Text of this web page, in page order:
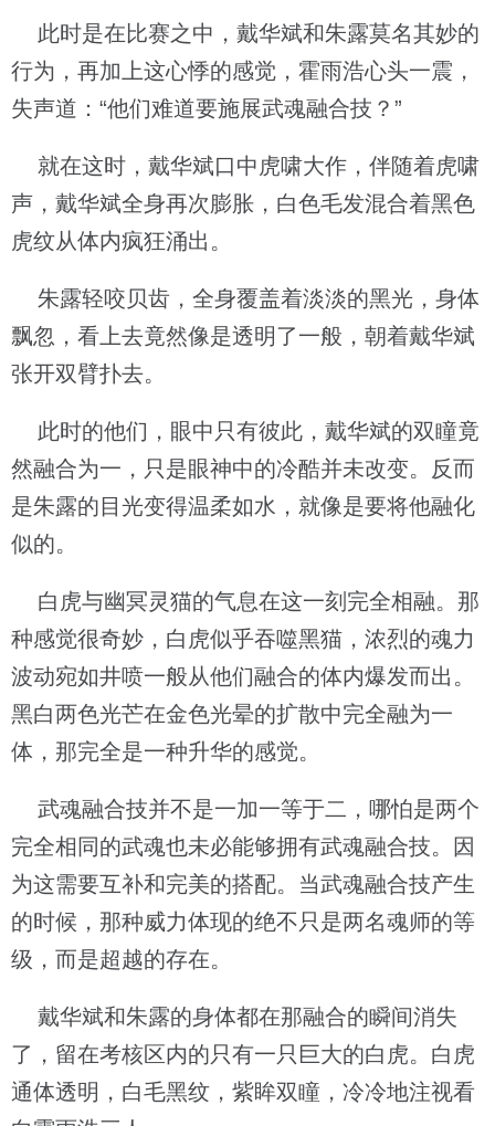
此时是在比赛之中，戴华斌和朱露莫名其妙的
行为，再加上这心悸的感觉，霍雨浩心头一震，
失声道：“他们难道要施展武魂融合技？”
就在这时，戴华斌口中虎啸大作，伴随着虎啸
声，戴华斌全身再次膨胀，白色毛发混合着黑色
虎纹从体内疯狂涌出。
朱露轻咬贝齿，全身覆盖着淡淡的黑光，身体
飘忽，看上去竟然像是透明了一般，朝着戴华斌
张开双臂扑去。
此时的他们，眼中只有彼此，戴华斌的双瞳竟
然融合为一，只是眼神中的冷酷并未改变。反而
是朱露的目光变得温柔如水，就像是要将他融化
似的。
白虎与幽冥灵猫的气息在这一刻完全相融。那
种感觉很奇妙，白虎似乎吞噬黑猫，浓烈的魂力
波动宛如井喷一般从他们融合的体内爆发而出。
黑白两色光芒在金色光晕的扩散中完全融为一
体，那完全是一种升华的感觉。
武魂融合技并不是一加一等于二，哪怕是两个
完全相同的武魂也未必能够拥有武魂融合技。因
为这需要互补和完美的搭配。当武魂融合技产生
的时候，那种威力体现的绝不只是两名魂师的等
级，而是超越的存在。
戴华斌和朱露的身体都在那融合的瞬间消失
了，留在考核区内的只有一只巨大的白虎。白虎
通体透明，白毛黑纹，紫眸双瞳，冷冷地注视看